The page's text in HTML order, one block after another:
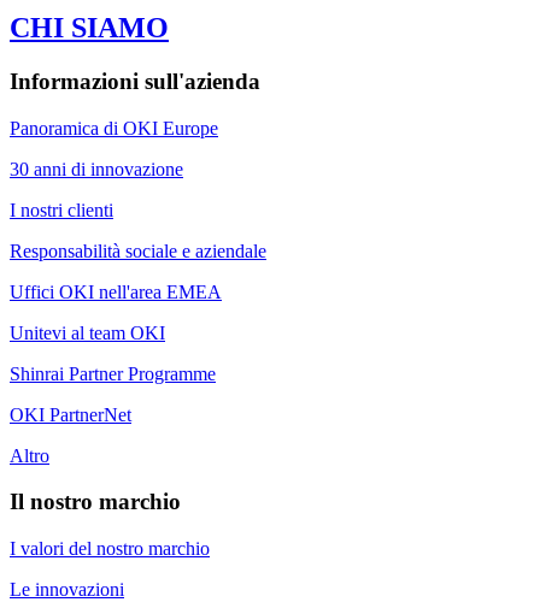
CHI SIAMO
Informazioni sull'azienda
Panoramica di OKI Europe
30 anni di innovazione
I nostri clienti
Responsabilità sociale e aziendale
Uffici OKI nell'area EMEA
Unitevi al team OKI
Shinrai Partner Programme
OKI PartnerNet
Altro
Il nostro marchio
I valori del nostro marchio
Le innovazioni